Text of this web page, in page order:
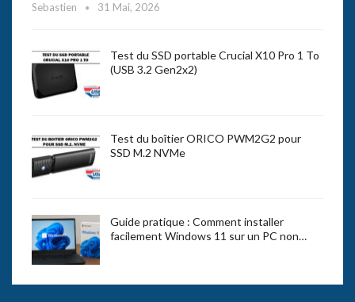
Sebastien 31 Mai, 2026
Test du SSD portable Crucial X10 Pro 1 To
(USB 3.2 Gen2x2)
Test du boîtier ORICO PWM2G2 pour
SSD M.2 NVMe
Guide pratique : Comment installer
facilement Windows 11 sur un PC non…